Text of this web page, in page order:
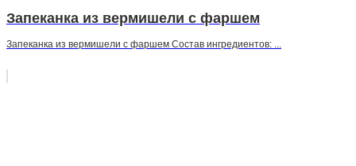
Запеканка из вермишели с фаршем
Запеканка из вермишели с фаршем Состав ингредиентов: ...